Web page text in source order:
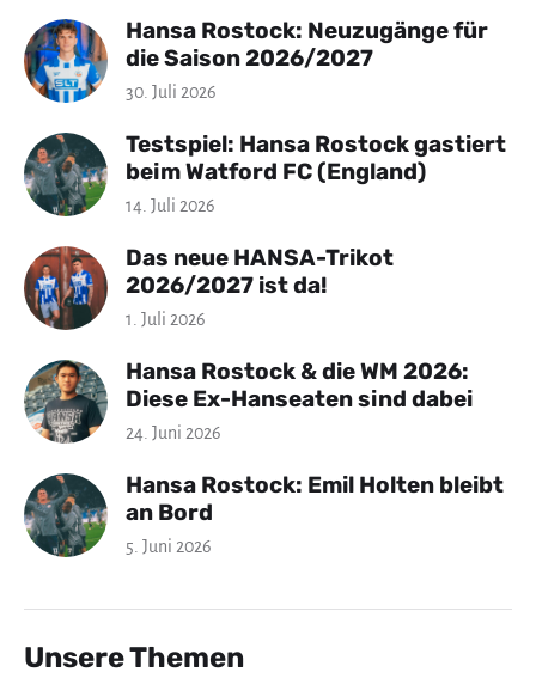
Hansa Rostock: Neuzugänge für
die Saison 2026/2027
30. Juli 2026
Testspiel: Hansa Rostock gastiert
beim Watford FC (England)
14. Juli 2026
Das neue HANSA-Trikot
2026/2027 ist da!
1. Juli 2026
Hansa Rostock & die WM 2026:
Diese Ex-Hanseaten sind dabei
24. Juni 2026
Hansa Rostock: Emil Holten bleibt
an Bord
5. Juni 2026
Unsere Themen